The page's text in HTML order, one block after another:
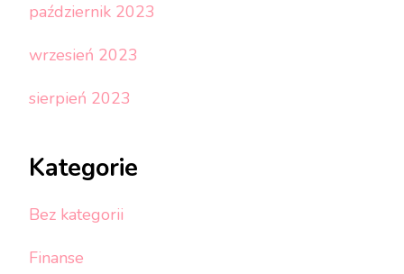
październik 2023
wrzesień 2023
sierpień 2023
Kategorie
Bez kategorii
Finanse